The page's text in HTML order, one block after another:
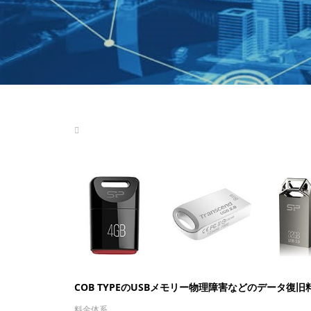
COB TYPEのUSBメモリー物理障害などのデータ復旧